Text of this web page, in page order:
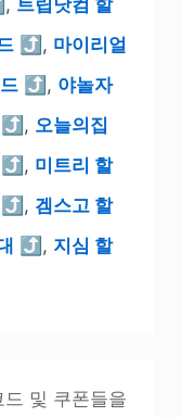
, 트립닷컴 할
⤴ , 마이리얼
⤴ , 야놀자
⤴ , 오늘의집
⤴ , 미트리 할
⤴ , 겜스고 할
⤴ , 지심 할
및 쿠폰들을